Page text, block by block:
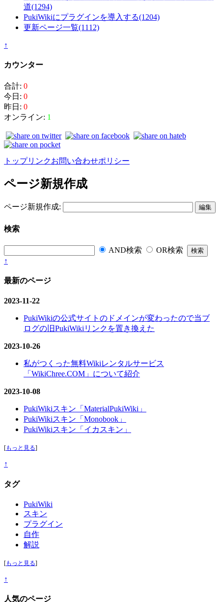
道(1294)
PukiWikiにプラグインを導入する(1204)
更新ページ一覧(1112)
↑
カウンター
合計: 0
今日: 0
昨日: 0
オンライン: 1
トップリンクお問い合わせポリシー
ページ新規作成
ページ新規作成:
検索
AND検索
OR検索
↑
最新のページ
2023-11-22
PukiWikiの公式サイトのドメインが変わったので当ブ
ログの旧PukiWikiリンクを置き換えた
2023-10-26
私がつくった無料Wikiレンタルサービス
「WikiChree.COM」について紹介
2023-10-08
PukiWikiスキン「MaterialPukiWiki」
PukiWikiスキン「Monobook」
PukiWikiスキン「イカスキン」
[もっと見る]
↑
タグ
PukiWiki
スキン
プラグイン
自作
解説
[もっと見る]
↑
人気のページ